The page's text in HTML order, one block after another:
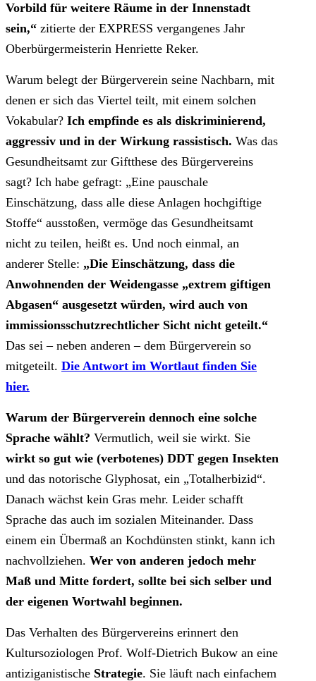
Vorbild für weitere Räume in der Innenstadt
sein,“ zitierte der EXPRESS vergangenes Jahr
Oberbürgermeisterin Henriette Reker.
Warum belegt der Bürgerverein seine Nachbarn, mit
denen er sich das Viertel teilt, mit einem solchen
Vokabular? Ich empfinde es als diskriminierend,
aggressiv und in der Wirkung rassistisch. Was das
Gesundheitsamt zur Giftthese des Bürgervereins
sagt? Ich habe gefragt: „Eine pauschale
Einschätzung, dass alle diese Anlagen hochgiftige
Stoffe“ ausstoßen, vermöge das Gesundheitsamt
nicht zu teilen, heißt es. Und noch einmal, an
anderer Stelle: „Die Einschätzung, dass die
Anwohnenden der Weidengasse „extrem giftigen
Abgasen“ ausgesetzt würden, wird auch von
immissionsschutzrechtlicher Sicht nicht geteilt.“
Das sei – neben anderen – dem Bürgerverein so
mitgeteilt. Die Antwort im Wortlaut finden Sie
hier.
Warum der Bürgerverein dennoch eine solche
Sprache wählt? Vermutlich, weil sie wirkt. Sie
wirkt so gut wie (verbotenes) DDT gegen Insekten
und das notorische Glyphosat, ein „Totalherbizid“.
Danach wächst kein Gras mehr. Leider schafft
Sprache das auch im sozialen Miteinander. Dass
einem ein Übermaß an Kochdünsten stinkt, kann ich
nachvollziehen. Wer von anderen jedoch mehr
Maß und Mitte fordert, sollte bei sich selber und
der eigenen Wortwahl beginnen.
Das Verhalten des Bürgervereins erinnert den
Kultursoziologen Prof. Wolf-Dietrich Bukow an eine
antiziganistische Strategie. Sie läuft nach einfachem